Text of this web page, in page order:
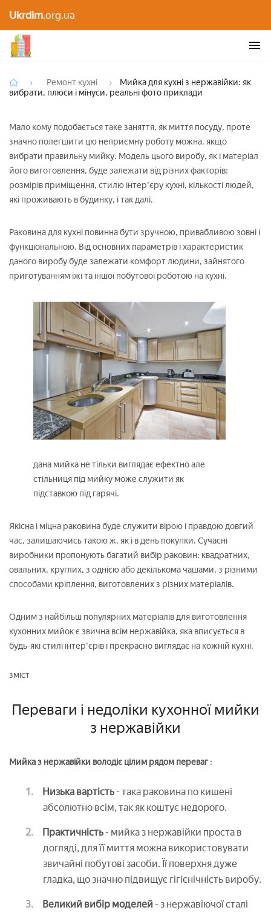
Ukrdim.org.ua
і мінуси, реальні фото приклади
Ремонт кухні
Мийка для кухні з нержавійки: як
вибрати, плюси і мінуси, реальні фото приклади
Мало кому подобається таке заняття, як миття посуду, проте
значно полегшити цю неприємну роботу можна, якщо
вибрати правильну мийку. Модель цього виробу, як і матеріал
його виготовлення, буде залежати від різних факторів:
розмірів приміщення, стилю інтер'єру кухні, кількості людей,
які проживають в будинку, і так далі.
Раковина для кухні повинна бути зручною, привабливою зовні і
функціональною. Від основних параметрів і характеристик
даного виробу буде залежати комфорт людини, зайнятого
приготуванням їжі та іншої побутової роботою на кухні.
дана мийка не тільки виглядає ефектно але
стільниця під мийку може служити як
підставкою під гарячі.
Якісна і міцна раковина буде служити вірою і правдою довгий
час, залишаючись такою ж, як і в день покупки. Сучасні
виробники пропонують багатий вибір раковин: квадратних,
овальних, круглих, з однією або декількома чашами, з різними
способами кріплення, виготовлених з різних матеріалів.
Одним з найбільш популярних матеріалів для виготовлення
кухонних мийок є звична всім нержавійка, яка вписується в
будь-які стилі інтер'єрів і прекрасно виглядає на кожній кухні.
зміст
Переваги і недоліки кухонної мийки
з нержавійки
Мийка з нержавійки володіє цілим рядом переваг :
Низька вартість - така раковина по кишені
абсолютно всім, так як коштує недорого.
Практичність - мийка з нержавійки проста в
догляді, для її миття можна використовувати
звичайні побутові засоби. Її поверхня дуже
гладка, що значно підвищує гігієнічність виробу.
Великий вибір моделей - з нержавіючої сталі